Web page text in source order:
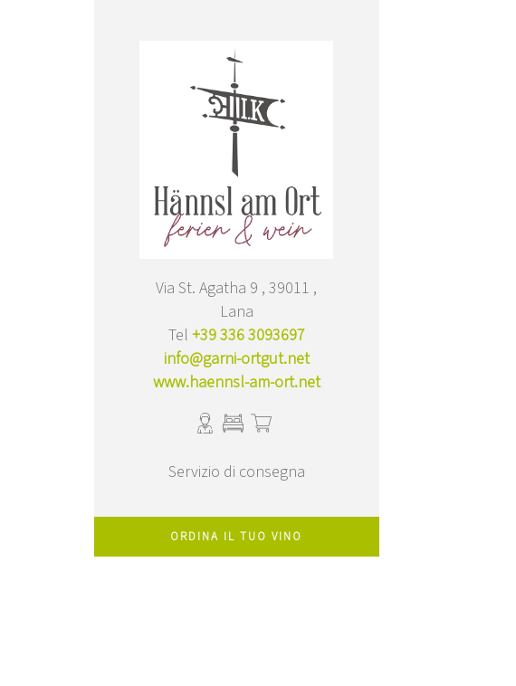
Via St. Agatha 9 , 39011 ,
Lana
Tel +39 336 3093697
info@garni-ortgut.net
www.haennsl-am-ort.net
Servizio di consegna
ORDINA IL TUO VINO